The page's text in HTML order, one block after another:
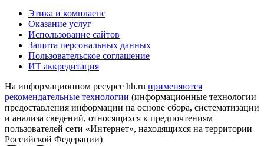
Этика и комплаенс
Оказание услуг
Использование сайтов
Защита персональных данных
Пользовательское соглашение
ИТ аккредитация
На информационном ресурсе hh.ru применяются
рекомендательные технологии (информационные технологии
предоставления информации на основе сбора, систематизации
и анализа сведений, относящихся к предпочтениям
пользователей сети «Интернет», находящихся на территории
Российской Федерации)